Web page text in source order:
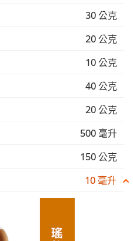
30 公克
20 公克
10 公克
40 公克
20 公克
500 毫升
150 公克
10 毫升